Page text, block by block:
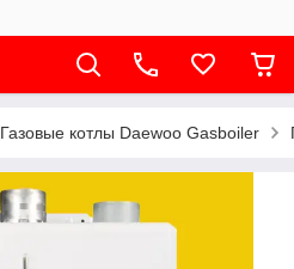
Газовые котлы Daewoo Gasboiler